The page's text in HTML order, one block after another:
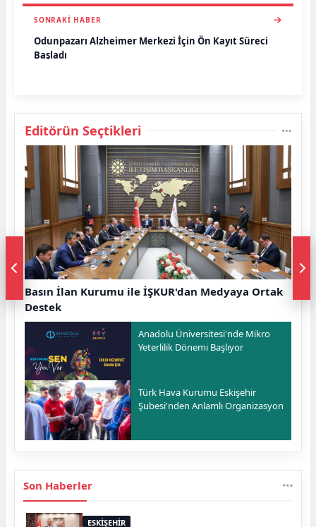
SONRAKI HABER
Odunpazarı Alzheimer Merkezi İçin Ön Kayıt Süreci
Başladı
Editörün Seçtikleri
Basın İlan Kurumu ile İŞKUR'dan Medyaya Ortak
Destek
Anadolu Üniversitesi'nde Mikro
Yeterlilik Dönemi Başlıyor
Türk Hava Kurumu Eskişehir
Şubesi'nden Anlamlı Organizasyon
Son Haberler
ESKİŞEHİR